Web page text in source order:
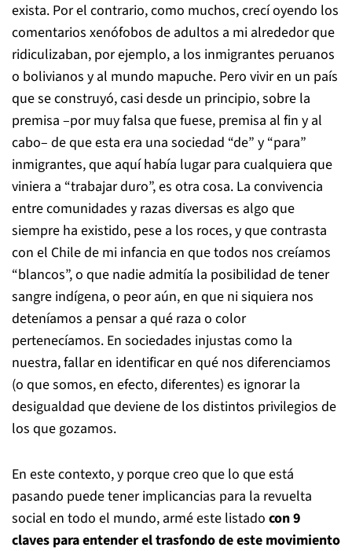
exista. Por el contrario, como muchos, crecí oyendo los
comentarios xenófobos de adultos a mi alrededor que
ridiculizaban, por ejemplo, a los inmigrantes peruanos
o bolivianos y al mundo mapuche. Pero vivir en un país
que se construyó, casi desde un principio, sobre la
premisa –por muy falsa que fuese, premisa al fin y al
cabo– de que esta era una sociedad “de” y “para”
inmigrantes, que aquí había lugar para cualquiera que
viniera a “trabajar duro”, es otra cosa. La convivencia
entre comunidades y razas diversas es algo que
siempre ha existido, pese a los roces, y que contrasta
con el Chile de mi infancia en que todos nos creíamos
“blancos”, o que nadie admitía la posibilidad de tener
sangre indígena, o peor aún, en que ni siquiera nos
deteníamos a pensar a qué raza o color
pertenecíamos. En sociedades injustas como la
nuestra, fallar en identificar en qué nos diferenciamos
(o que somos, en efecto, diferentes) es ignorar la
desigualdad que deviene de los distintos privilegios de
los que gozamos.
En este contexto, y porque creo que lo que está
pasando puede tener implicancias para la revuelta
social en todo el mundo, armé este listado con 9
claves para entender el trasfondo de este movimiento